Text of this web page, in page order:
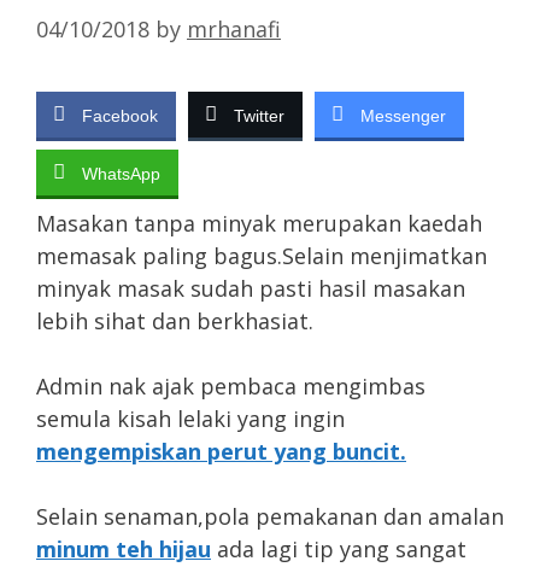
04/10/2018 by mrhanafi
Facebook Twitter Messenger
WhatsApp
Masakan tanpa minyak merupakan kaedah
memasak paling bagus.Selain menjimatkan
minyak masak sudah pasti hasil masakan
lebih sihat dan berkhasiat.
Admin nak ajak pembaca mengimbas
semula kisah lelaki yang ingin
mengempiskan perut yang buncit.
Selain senaman,pola pemakanan dan amalan
minum teh hijau ada lagi tip yang sangat